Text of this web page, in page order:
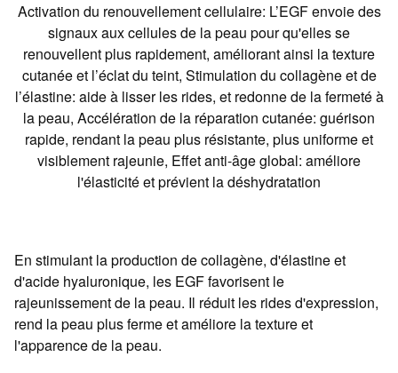
Activation du renouvellement cellulaire: L’EGF envoie des
signaux aux cellules de la peau pour qu'elles se
renouvellent plus rapidement, améliorant ainsi la texture
cutanée et l’éclat du teint, Stimulation du collagène et de
l’élastine: aide à lisser les rides, et redonne de la fermeté à
la peau, Accélération de la réparation cutanée: guérison
rapide, rendant la peau plus résistante, plus uniforme et
visiblement rajeunie, Effet anti-âge global: améliore
l'élasticité et prévient la déshydratation
En stimulant la production de collagène, d'élastine et
d'acide hyaluronique, les EGF favorisent le
rajeunissement de la peau. Il réduit les rides d'expression,
rend la peau plus ferme et améliore la texture et
l'apparence de la peau.